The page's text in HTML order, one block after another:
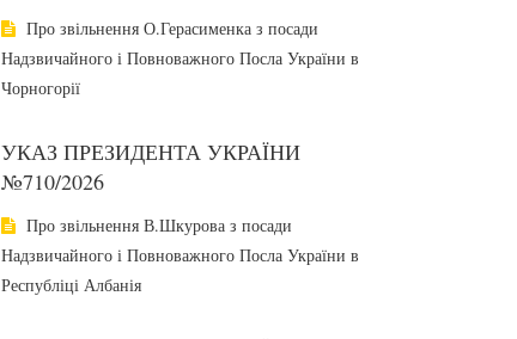
Про звільнення О.Герасименка з посади
Надзвичайного і Повноважного Посла України в
Чорногорії
УКАЗ ПРЕЗИДЕНТА УКРАЇНИ
№710/2026
Про звільнення В.Шкурова з посади
Надзвичайного і Повноважного Посла України в
Республіці Албанія